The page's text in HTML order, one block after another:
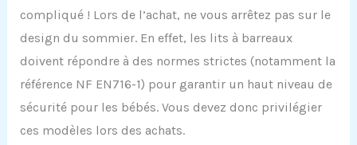
compliqué ! Lors de l’achat, ne vous arrêtez pas sur le
design du sommier. En effet, les lits à barreaux
doivent répondre à des normes strictes (notamment la
référence NF EN716-1) pour garantir un haut niveau de
sécurité pour les bébés. Vous devez donc privilégier
ces modèles lors des achats.